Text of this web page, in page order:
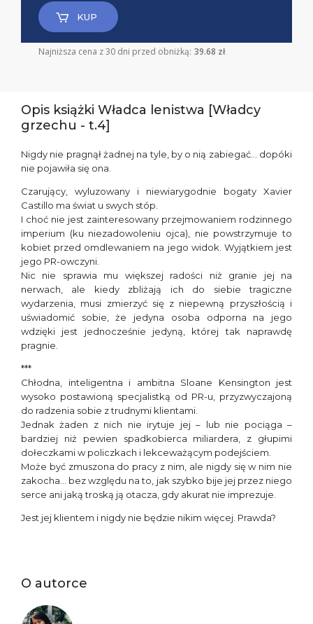
KUP
Najniższa cena z 30 dni przed obniżką: 39.68 zł
Opis książki Władca lenistwa [Władcy
grzechu - t.4]
Nigdy nie pragnął żadnej na tyle, by o nią zabiegać… dopóki
nie pojawiła się ona.
Czarujący, wyluzowany i niewiarygodnie bogaty Xavier
Castillo ma świat u swych stóp.
I choć nie jest zainteresowany przejmowaniem rodzinnego
imperium (ku niezadowoleniu ojca), nie powstrzymuje to
kobiet przed omdlewaniem na jego widok. Wyjątkiem jest
jego PR-owczyni.
Nic nie sprawia mu większej radości niż granie jej na
nerwach, ale kiedy zbliżają ich do siebie tragiczne
wydarzenia, musi zmierzyć się z niepewną przyszłością i
uświadomić sobie, że jedyna osoba odporna na jego
wdzięki jest jednocześnie jedyną, której tak naprawdę
pragnie.
***
Chłodna, inteligentna i ambitna Sloane Kensington jest
wysoko postawioną specjalistką od PR-u, przyzwyczajoną
do radzenia sobie z trudnymi klientami.
Jednak żaden z nich nie irytuje jej – lub nie pociąga –
bardziej niż pewien spadkobierca miliardera, z głupimi
dołeczkami w policzkach i lekceważącym podejściem.
Może być zmuszona do pracy z nim, ale nigdy się w nim nie
zakocha… bez względu na to, jak szybko bije jej przez niego
serce ani jaką troską ją otacza, gdy akurat nie imprezuje.
Jest jej klientem i nigdy nie będzie nikim więcej. Prawda?
O autorce